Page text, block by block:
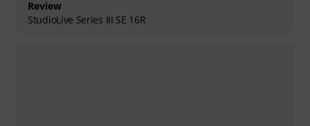
Review
StudioLive Series III SE 16R